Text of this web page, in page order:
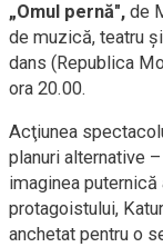
„Omul pernă", de
de muzică, teatru
dans (Republica
ora 20.00.
Acţiunea
planuri alternative
imaginea
protagoistului,
anchetat pentru o